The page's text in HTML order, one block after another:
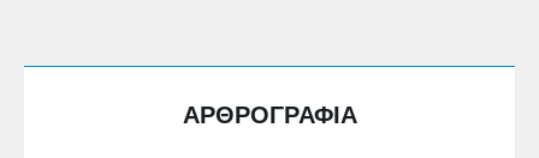
ΑΡΘΡΟΓΡΑΦΙΑ